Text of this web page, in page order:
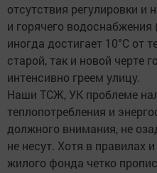
отсутствия регулировки
и горячего
иногда достигает 10°С от
старой, так и новой черте
интенсивно греем улицу.
Наши ТСЖ, УК проблеме
теплопотребления и
должного внимания, не
не несут. Хотя в правилах
жилого фонда четко